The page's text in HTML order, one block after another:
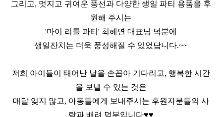
그리고, 멋지고 귀여운 풍선과 다양한 생일 파티 용품을 후
원해 주시는
'마이 리틀 파티 ' 최혜연 대표님 덕분에
생일잔치는 더욱 풍성해질 수 있었답니다.~~
저희 아이들이 태어난 날을 손꼽아 기다리고, 행복한 시간
을 보낼 수 있는 것은
매달 잊지 않고, 아동들에게 보내주시는 후원자분들의 사
랑과 배려 덕분입니다♥♥